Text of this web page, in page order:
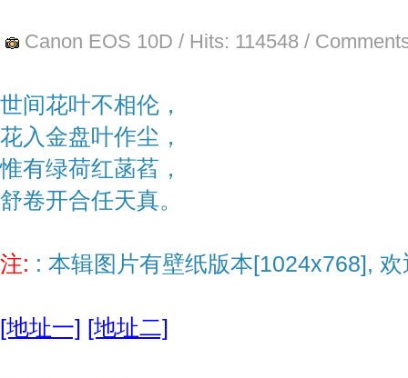
Canon EOS 10D / Hits: 114548 /
世间花叶不相伦，
花入金盘叶作尘，
惟有绿荷红菡萏，
舒卷开合任天真。
注: : 本辑图片有壁纸版本[1024x768],
[地址一] [地址二]